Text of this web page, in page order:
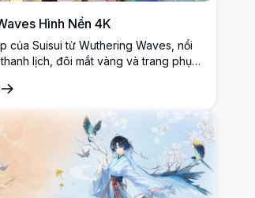
Hình Nền 4K
của Suisui từ Wuthering Waves, nổi
lịch, đôi mắt vàng và trang phục
vàng và xanh rực rỡ.